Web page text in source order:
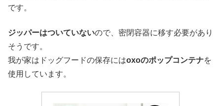
です。
ジッパーはついていないので、密閉容器に移す必要があり
そうです。
我が家はドッグフードの保存にはoxoのポップコンテナを
使用しています。